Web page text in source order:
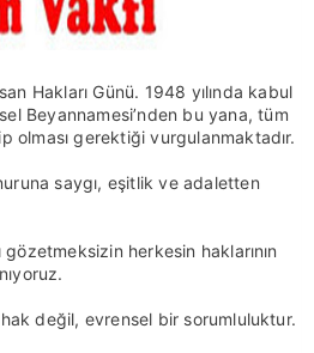
Hakları Günü. 1948 yılında kabul
Beyannamesi’nden bu yana, tüm
olması gerektiği vurgulanmaktadır.
saygı, eşitlik ve adaletten
herkesin haklarının
değil, evrensel bir sorumluluktur.